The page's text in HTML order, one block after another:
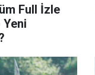
Full İzle
Yeni